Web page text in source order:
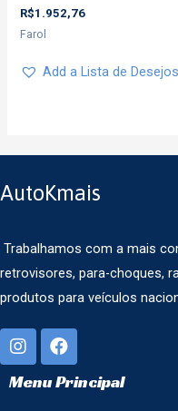
R$1.952,76
Farol
Add a Lista de Desejos
AutoKmais
Trabalhamos com a mais
retrovisores, para-choques,
produtos para veículos
Menu Principal